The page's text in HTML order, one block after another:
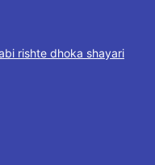
rishte dhoka shayari